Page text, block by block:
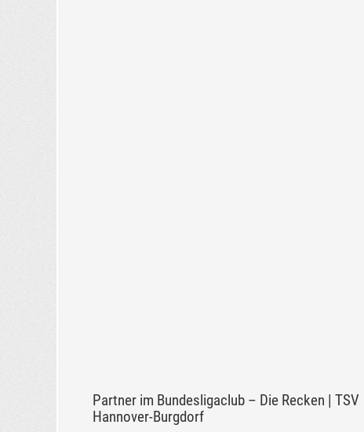
Partner im Bundesligaclub – Die Recken | TSV
Hannover-Burgdorf